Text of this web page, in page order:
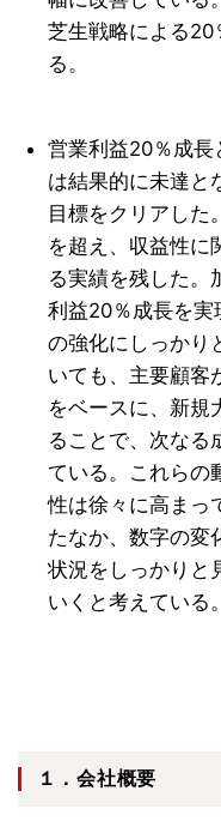
芝生戦略による20
る。
営業利益20％成
は結果的に未達と
目標をクリアした
を超え、収益性に
る実績を残した。
利益20％成長を実
の強化にしっかり
いても、主要顧客
をベースに、新規
ることで、次なる
ている。これらの
性は徐々に高まっ
たなか、数字の変
状況をしっかりと
いくと考えている。
１．会社概要